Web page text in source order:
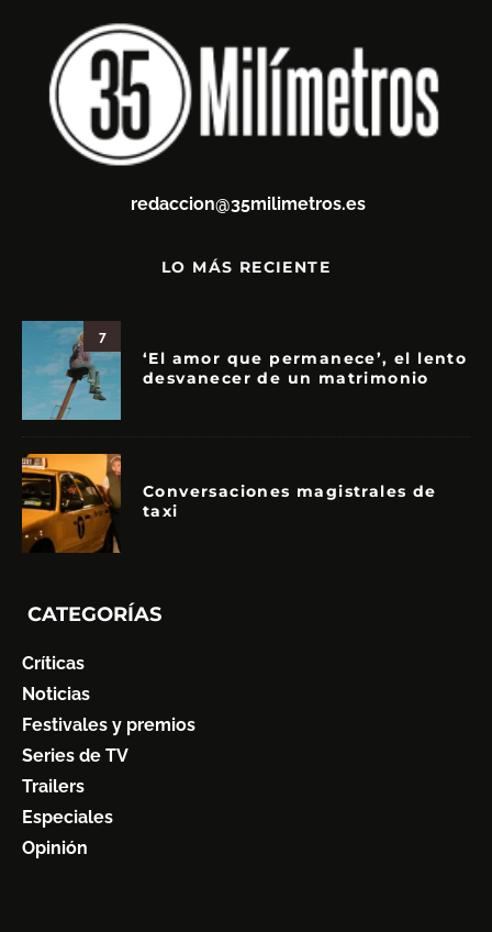
redaccion@35milimetros.es
LO MÁS RECIENTE
7
‘El amor que permanece’, el lento
desvanecer de un matrimonio
Conversaciones magistrales de
taxi
CATEGORÍAS
Críticas
Noticias
Festivales y premios
Series de TV
Trailers
Especiales
Opinión